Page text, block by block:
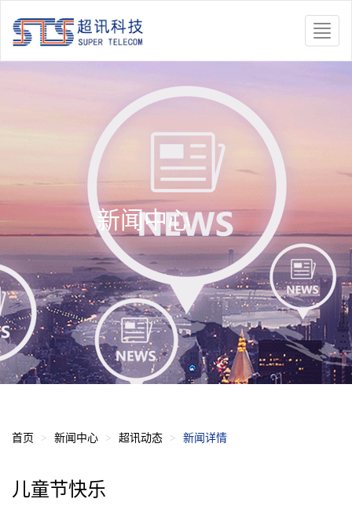
Toggle
新闻中心
首页 新闻中心 超讯动态 新闻详情
儿童节快乐